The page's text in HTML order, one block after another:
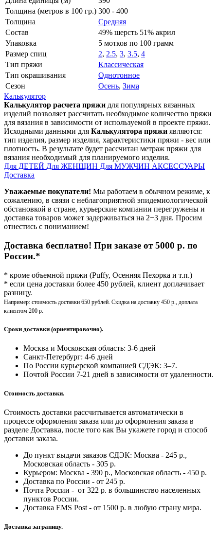
Толщина (метров в 100 гр.) 300 - 400
Толщина
Средняя
Состав
49% шерсть 51% акрил
Упаковка
5 мотков по 100 грамм
Размер спиц
2, 2.5, 3, 3.5, 4
Тип пряжи
Классическая
Тип окрашивания
Однотонное
Сезон
Осень, Зима
Калькулятор
Калькулятор расчета пряжи для популярных вязанных
изделий позволяет рассчитать необходимое количество пряжи
для вязания в зависимости от используемой в проекте пряжи.
Исходными данными для Калькулятора пряжи являются:
тип изделия, размер изделия, характеристики пряжи - вес или
плотность. В результате будет рассчитан метраж пряжи для
вязания необходимый для планируемого изделия.
Для ДЕТЕЙ Для ЖЕНЩИН Для МУЖЧИН АКСЕССУАРЫ
Доставка
Уважаемые покупатели! Мы работаем в обычном режиме, к
сожалению, в связи с неблагоприятной эпидемиологической
обстановкой в стране, курьерские компании перегружены и
доставка товаров может задерживаться на 2−3 дня. Просим
отнестись с пониманием!
Доставка бесплатно! При заказе от 5000 р. по
России.*
* кроме объемной пряжи (Puffy, Осенняя Пехорка и т.п.)
* если цена доставки более 450 рублей, клиент доплачивает
разницу.
Например: стоимость доставки 650 рублей. Скидка на доставку 450 р., доплата
клиентом 200 р.
Сроки доставки (ориентировочно).
Москва и Московская область: 3-6 дней
Санкт-Петербург: 4-6 дней
По России курьерской компанией СДЭК: 3–7.
Почтой России 7-21 дней в зависимости от удаленности.
Стоимость доставки.
Стоимость доставки рассчитывается автоматически в
процессе оформления заказа или до оформления заказа в
разделе Доставка, после того как Вы укажете город и способ
доставки заказа.
До пункт выдачи заказов СДЭК: Москва - 245 р.,
Московская область - 305 р.
Курьером: Москва - 390 р., Московская область - 450 р.
Доставка по России - от 245 р.
Почта России - от 322 р. в большинство населенных
пунктов России.
Доставка EMS Post - от 1500 р. в любую страну мира.
Доставка заграницу.